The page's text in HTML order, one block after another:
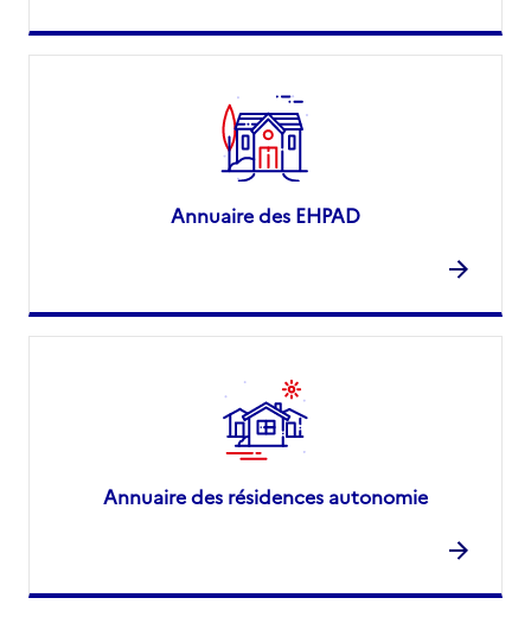
Annuaire des EHPAD
Annuaire des résidences autonomie